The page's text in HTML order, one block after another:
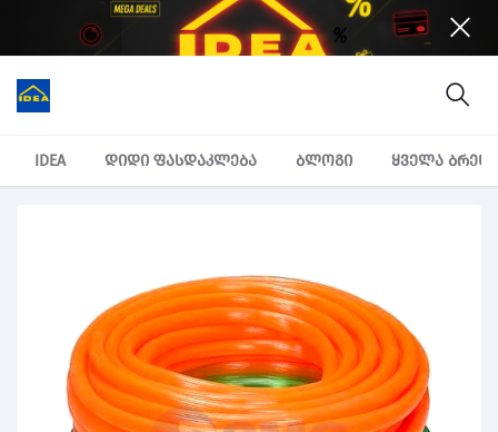
IDEA დიდი ფასდაკლება ბლოგი ყველა